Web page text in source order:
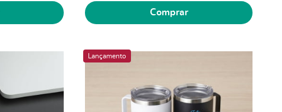
Comprar
Lançamento